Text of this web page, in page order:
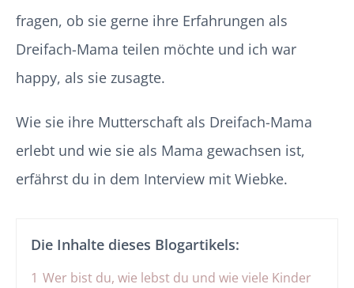
fragen, ob sie gerne ihre Erfahrungen als
Dreifach-Mama teilen möchte und ich war
happy, als sie zusagte.
Wie sie ihre Mutterschaft als Dreifach-Mama
erlebt und wie sie als Mama gewachsen ist,
erfährst du in dem Interview mit Wiebke.
Die Inhalte dieses Blogartikels:
1 Wer bist du, wie lebst du und wie viele Kinder